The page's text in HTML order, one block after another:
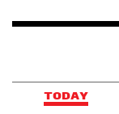
TODAY